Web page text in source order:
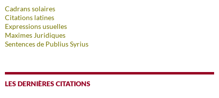
Cadrans solaires
Citations latines
Expressions usuelles
Maximes Juridiques
Sentences de Publius Syrius
LES DERNIÈRES CITATIONS